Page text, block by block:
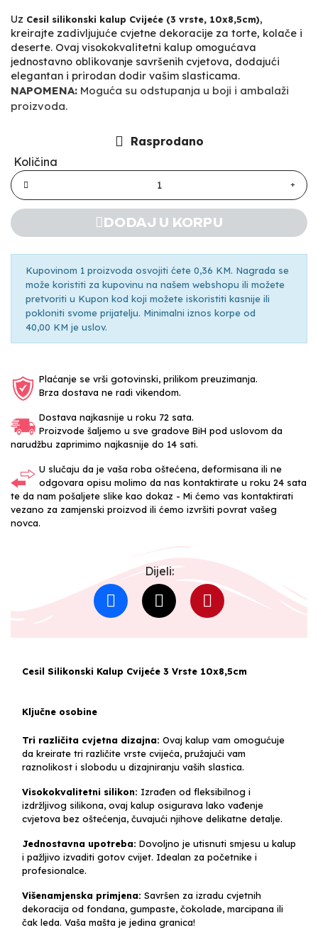
Uz Cesil silikonski kalup Cvijeće (3 vrste, 10x8,5cm),
kreirajte zadivljujuće cvjetne dekoracije za torte, kolače i
deserte. Ovaj visokokvalitetni kalup omogućava
jednostavno oblikovanje savršenih cvjetova, dodajući
elegantan i prirodan dodir vašim slasticama.
NAPOMENA: Moguća su odstupanja u boji i ambalaži
proizvoda.
Rasprodano
Količina
DODAJ U KORPU
Kupovinom 1 proizvoda osvojiti ćete 0,36 KM. Nagrada se
može koristiti za kupovinu na našem webshopu ili možete
pretvoriti u Kupon kod koji možete iskoristiti kasnije ili
pokloniti svome prijatelju. Minimalni iznos korpe od
40,00 KM je uslov.
Plaćanje se vrši gotovinski, prilikom preuzimanja.
Brza dostava ne radi vikendom.
Dostava najkasnije u roku 72 sata.
Proizvode šaljemo u sve gradove BiH pod uslovom da
narudžbu zaprimimo najkasnije do 14 sati.
U slučaju da je vaša roba oštećena, deformisana ili ne
odgovara opisu molimo da nas kontaktirate u roku 24 sata
te da nam pošaljete slike kao dokaz - Mi ćemo vas kontaktirati
vezano za zamjenski proizvod ili ćemo izvršiti povrat vašeg
novca.
Dijeli:
Cesil Silikonski Kalup Cvijeće 3 Vrste 10x8,5cm
Ključne osobine
Tri različita cvjetna dizajna: Ovaj kalup vam omogućuje
da kreirate tri različite vrste cvijeća, pružajući vam
raznolikost i slobodu u dizajniranju vaših slastica.
Visokokvalitetni silikon: Izrađen od fleksibilnog i
izdržljivog silikona, ovaj kalup osigurava lako vađenje
cvjetova bez oštećenja, čuvajući njihove delikatne detalje.
Jednostavna upotreba: Dovoljno je utisnuti smjesu u kalup
i pažljivo izvaditi gotov cvijet. Idealan za početnike i
profesionalce.
Višenamjenska primjena: Savršen za izradu cvjetnih
dekoracija od fondana, gumpaste, čokolade, marcipana ili
čak leda. Vaša mašta je jedina granica!